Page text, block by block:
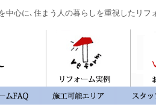
中心に､住まう人の暮らしを重視したリ